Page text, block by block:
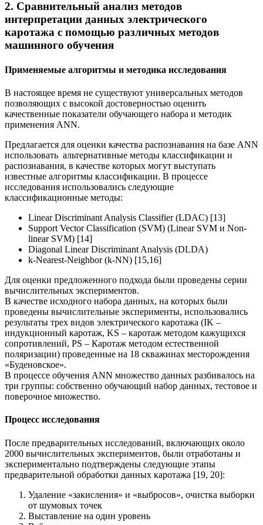
2. Сравнительный анализ методов
интерпретации данных электрического
каротажа с помощью различных методов
машинного обучения
Применяемые алгоритмы и методика исследования
В настоящее время не существуют универсальных методов
позволяющих с высокой достоверностью оценить
качественные показатели обучающего набора и методик
применения ANN.
Предлагается для оценки качества распознавания на базе ANN
использовать альтернативные методы классификации и
распознавания, в качестве которых могут выступать
известные алгоритмы классификации. В процессе
исследования использовались следующие
классификационные методы:
Linear Discriminant Analysis Classifier (LDAC) [13]
Support Vector Classification (SVM) (Linear SVM и Non-
linear SVM) [14]
Diagonal Linear Discriminant Analysis (DLDA)
k-Nearest-Neighbor (k-NN) [15,16]
Для оценки предложенного подхода были проведены серии
вычислительных экспериментов.
В качестве исходного набора данных, на которых были
проведены вычислительные эксперименты, использовались
результаты трех видов электрического каротажа (IK –
индукционный каротаж, KS – каротаж методом кажущихся
сопротивлений, PS – Каротаж методом естественной
поляризации) проведенные на 18 скважинах месторождения
«Буденовское».
В процессе обучения ANN множество данных разбивалось на
три группы: собственно обучающий набор данных, тестовое и
поверочное множество.
Процесс исследования
После предварительных исследований, включающих около
2000 вычислительных экспериментов, были отработаны и
экспериментально подтверждены следующие этапы
предварительной обработки данных каротажа [19, 20]:
Удаление «закисления» и «выбросов», очистка выборки
от шумовых точек
Выставление на один уровень